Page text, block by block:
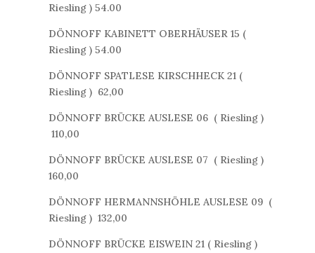
Riesling ) 54.00
DÖNNOFF KABINETT OBERHÄUSER 15 (
Riesling ) 54.00
DÖNNOFF SPATLESE KIRSCHHECK 21 (
Riesling ) 62,00
DÖNNOFF BRÜCKE AUSLESE 06 ( Riesling )
110,00
DÖNNOFF BRÜCKE AUSLESE 07 ( Riesling )
160,00
DÖNNOFF HERMANNSHÖHLE AUSLESE 09 (
Riesling ) 132,00
DÖNNOFF BRÜCKE EISWEIN 21 ( Riesling )